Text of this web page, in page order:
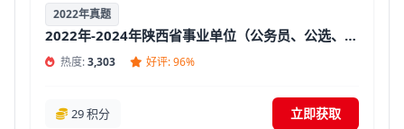
2022年真题
2022年-2024年陕西省事业单位（公务员、公选、遴选、三支一扶等）招聘考试面试真题精选及答案【汇总】
热度:3,303 好评: 96%
29 积分 立即获取